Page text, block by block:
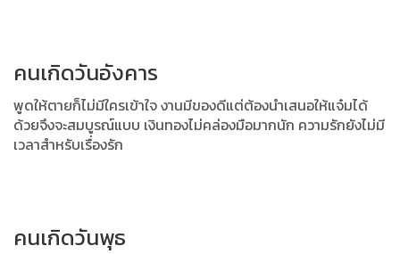
คนเกิดวันอังคาร
พูดให้ตายก็ไม่มีใครเข้าใจ งานมีของดีแต่ต้องนำเสนอให้แจ๋มได้
ด้วยจึงจะสมบูรณ์แบบ เงินทองไม่คล่องมือมากนัก ความรักยังไม่มี
เวลาสำหรับเรื่องรัก
คนเกิดวันพุธ